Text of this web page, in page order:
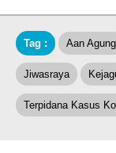
Tag : Aan Agung
Jiwasraya
Terpidana Kasus